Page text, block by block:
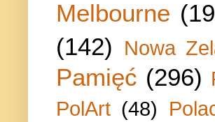
Melbourne
(142) Nowa
Pamięć (296)
PolArt (48)